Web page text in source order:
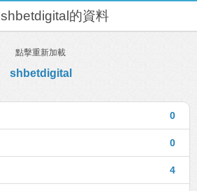
shbetdigital的資料
點擊重新加載
shbetdigital
0
0
4